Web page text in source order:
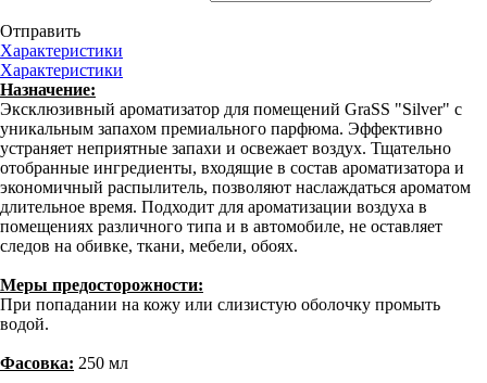
Отправить
Характеристики
Характеристики
Назначение:
Эксклюзивный ароматизатор для помещений GraSS "Silver" с
уникальным запахом премиального парфюма. Эффективно
устраняет неприятные запахи и освежает воздух. Тщательно
отобранные ингредиенты, входящие в состав ароматизатора и
экономичный распылитель, позволяют наслаждаться ароматом
длительное время. Подходит для ароматизации воздуха в
помещениях различного типа и в автомобиле, не оставляет
следов на обивке, ткани, мебели, обоях.
Меры предосторожности:
При попадании на кожу или слизистую оболочку промыть
водой.
Фасовка: 250 мл